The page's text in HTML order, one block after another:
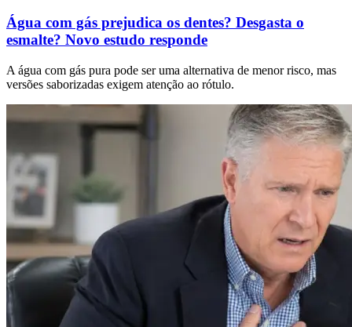
Água com gás prejudica os dentes? Desgasta o
esmalte? Novo estudo responde
A água com gás pura pode ser uma alternativa de menor risco, mas
versões saborizadas exigem atenção ao rótulo.